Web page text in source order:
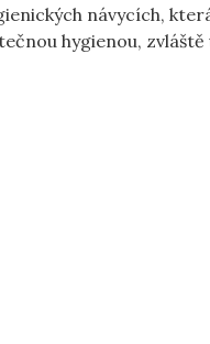
návycích,
hygienou, zvláště